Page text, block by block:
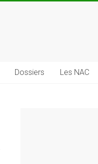
Dossiers Les NAC